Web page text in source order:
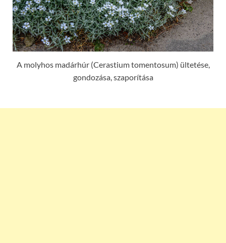
A molyhos madárhúr (Cerastium tomentosum) ültetése,
gondozása, szaporítása